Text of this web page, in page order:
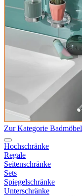
Zur Kategorie Badmöbel
Hochschränke
Regale
Seitenschränke
Sets
Spiegelschränke
Unterschränke